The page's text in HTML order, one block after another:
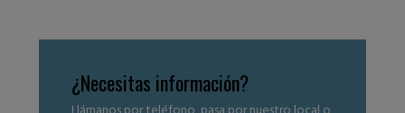
¿Necesitas información?